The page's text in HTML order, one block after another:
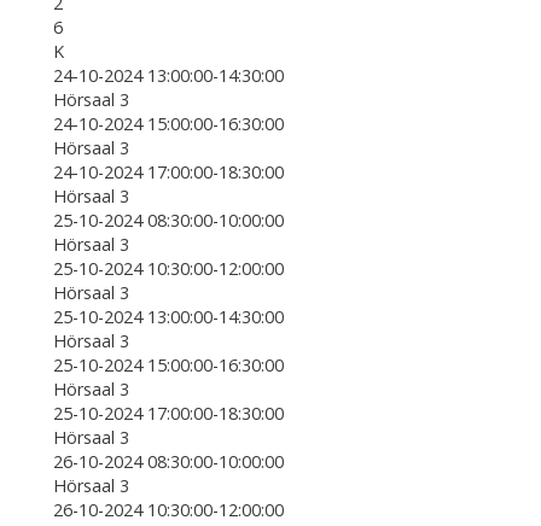
6
K
24-10-2024 13:00:00-14:30:00
Hörsaal 3
24-10-2024 15:00:00-16:30:00
Hörsaal 3
24-10-2024 17:00:00-18:30:00
Hörsaal 3
25-10-2024 08:30:00-10:00:00
Hörsaal 3
25-10-2024 10:30:00-12:00:00
Hörsaal 3
25-10-2024 13:00:00-14:30:00
Hörsaal 3
25-10-2024 15:00:00-16:30:00
Hörsaal 3
25-10-2024 17:00:00-18:30:00
Hörsaal 3
26-10-2024 08:30:00-10:00:00
Hörsaal 3
26-10-2024 10:30:00-12:00:00